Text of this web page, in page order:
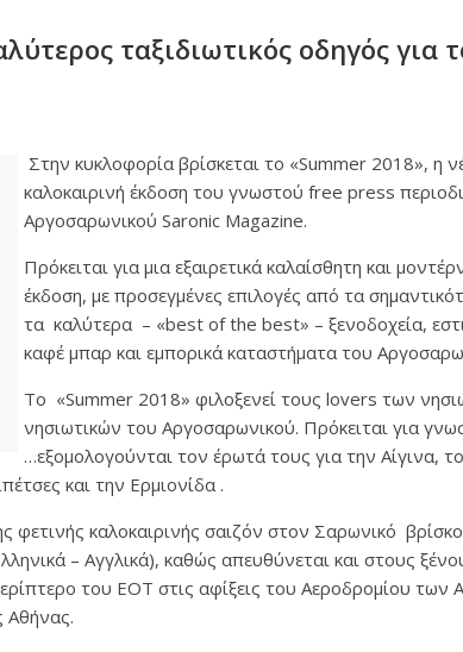
ταξιδιωτικός οδηγός για
Στην κυκλοφορία βρίσκεται το «Summer 2018», η
καλοκαιρινή έκδοση του γνωστού free press
Αργοσαρωνικού Saronic Magazine.
Πρόκειται για μια εξαιρετικά καλαίσθητη και
έκδοση, με προσεγμένες επιλογές από τα
τα καλύτερα – «best of the best» – ξενοδοχεία,
καφέ μπαρ και εμπορικά καταστήματα του
Το «Summer 2018» φιλοξενεί τους lovers των
νησιωτικών του Αργοσαρωνικού. Πρόκειται για
…εξομολογούνται τον έρωτά τους για την Αίγινα,
και την Ερμιονίδα .
φετινής καλοκαιρινής σαιζόν στον Σαρωνικό
– Αγγλικά), καθώς απευθύνεται και στους
του ΕΟΤ στις αφίξεις του Αεροδρομίου των
Αθήνας.